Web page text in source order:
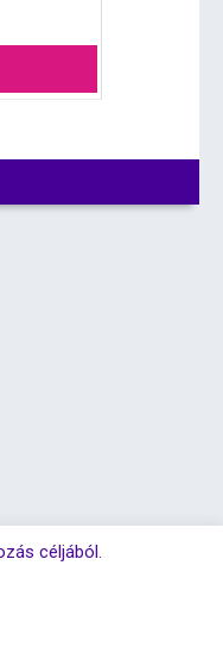
céljából.